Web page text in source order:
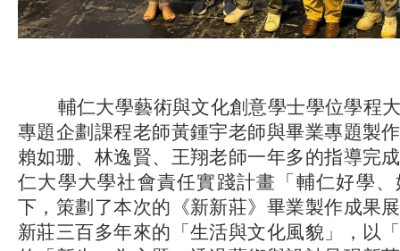
輔仁大學藝術與文化創意學士學位學程大
專題企劃課程老師黃鍾宇老師與畢業專題製
賴如珊、林逸賢、王翔老師一年多的指導完
仁大學大學社會責任實踐計畫「輔仁好學
下，策劃了本次的《新新莊》畢業製作成果
新莊三百多年來的「生活與文化風貌」，以